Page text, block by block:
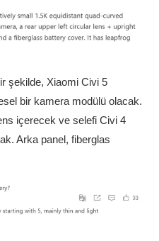
şekilde, Xiaomi Civi 5
bir kamera modülü olacak.
içerecek ve selefi Civi 4
Arka panel, fiberglas